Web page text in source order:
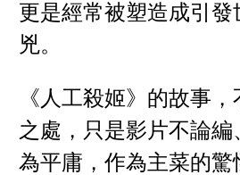
更是經常被塑造成引發
兇。
《人工殺姬》的故事
之處，只是影片不論
為平庸，作為主菜的驚